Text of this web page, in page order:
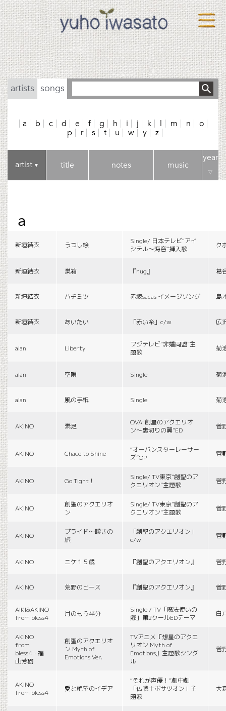
artists songs
a b c d e f g h i j k l m n
o
p
r s t u w y z
artist▼ title notes music
year
▽
a
新垣結衣 うつし絵
Single/ 日本テレビ“アイ
シテル〜海容”挿入歌
ク
新垣結衣 巣箱 『hug』 葛
新垣結衣 ハチミツ 赤坂sacas イメージソング 島
新垣結衣 あいたい 「赤い糸」c/w 広
alan Liberty
フジテレビ“非婚同盟”主
題歌
菊
alan 空唄 Single 菊
alan 風の手紙 Single 菊
AKINO 素足
OVA“創星のアクエリオ
ン〜裏切りの翼”ED
菅
AKINO Chace to Shine
“オーバンスターレーサー
ズ”OP
菅
AKINO Go Tight！
Single/ TV東京“創聖のア
クエリオン”主題歌
菅
AKINO
創聖のアクエリオ
ン
Single/ TV東京“創聖のア
クエリオン”主題歌
菅
AKINO
プライド〜嘆きの
旅
「創聖のアクエリオン」
c/w
菅
AKINO ニケ１５歳 『創聖のアクエリオン』 菅
AKINO 荒野のヒース 『創聖のアクエリオン』 菅
AIKI&AKINO
from bless4
月のもう半分
Single / TV「魔法使いの
嫁」第2クールEDテーマ
白
AKINO
from
bless4・福
山芳樹
創聖のアクエリオ
ン Myth of
Emotions Ver.
TVアニメ『想星のアクエ
リオン Myth of
Emotions』主題歌シング
ル
菅
AKINO
from bless4
愛と絶望のイデア
“それが声優！”劇中劇
「仏戦士ボサツオン」主
題歌
大